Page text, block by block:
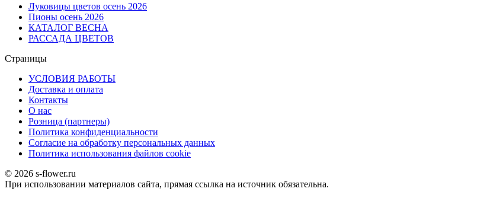
Луковицы цветов осень 2026
Пионы осень 2026
КАТАЛОГ ВЕСНА
РАССАДА ЦВЕТОВ
Страницы
УСЛОВИЯ РАБОТЫ
Доставка и оплата
Контакты
О наc
Розница (партнеры)
Политика конфиденциальности
Согласие на обработку персональных данных
Политика использования файлов сookie
© 2026 s-flower.ru
При использовании материалов сайта, прямая ссылка на источник обязательна.